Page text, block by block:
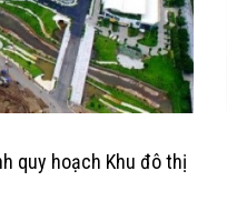
quy hoạch Khu đô thị